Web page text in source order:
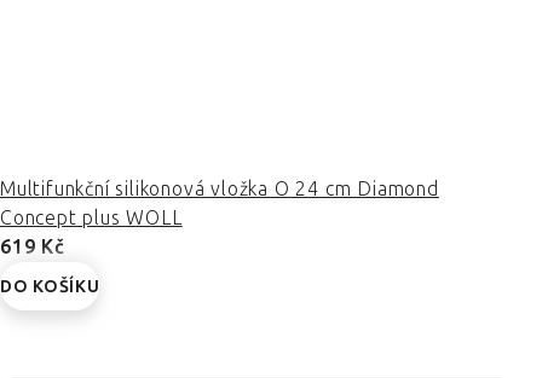
Multifunkční silikonová vložka O 24 cm Diamond
Concept plus WOLL
619 Kč
DO KOŠÍKU